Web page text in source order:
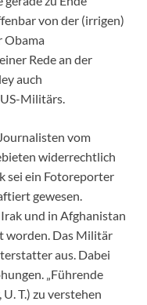
von der (irrigen)
Obama
Rede an der
auch
Militärs.
vom
widerrechtlich
sei ein Fotoreporter
gewesen.
und in Afghanistan
worden. Das Militär
aus. Dabei
„Führende
T.) zu verstehen